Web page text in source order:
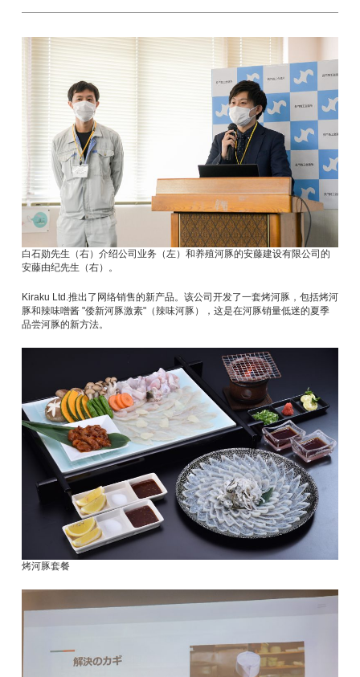
白石勋先生（右）介绍公司业务（左）和养殖河豚的安藤建设有限公司的
安藤由纪先生（右）。
Kiraku Ltd.推出了网络销售的新产品。该公司开发了一套烤河豚，包括烤河
豚和辣味噌酱 "倭新河豚激素"（辣味河豚），这是在河豚销量低迷的夏季
品尝河豚的新方法。
烤河豚套餐